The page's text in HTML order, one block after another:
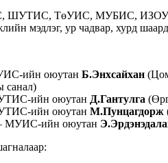
ТөУИС, МУБИС, ИЗОУИС,
мэдлэг, ур чадвар, хурд
ийн оюутан Б.Энхсайхан
санал)
ийн оюутан Д.Гантулга
ийн оюутан М.Пунцагдорж
МУИС-ийн оюутан